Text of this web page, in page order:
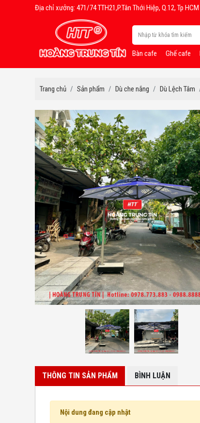
Địa chỉ xưởng: 471/74 TTH21,P.Tân Thới Hiệp, Q.12, Tp HCM
Bàn cafe Ghế cafe
Trang chủ Sản phẩm Dù che nắng Dù Lệch Tâm
THÔNG TIN SẢN PHẨM BÌNH LUẬN
Nội dung đang cập nhật